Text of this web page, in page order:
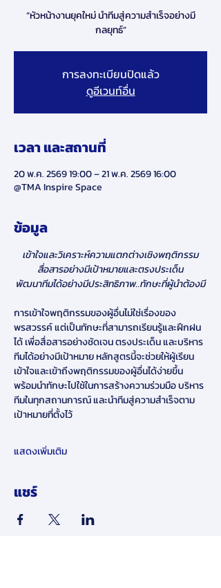
“หัวหน้างานยุคใหม่ นำทีมสู่ความสำเร็จอย่างมี
กลยุทธ์”
การลงทะเบียนปิดแล้ว
ดูอีเวนท์อื่น
เวลา และสถานที่
20 พ.ค. 2569 19:00 – 21 พ.ค. 2569 16:00
@TMA Inspire Space
ข้อมูล
เข้าใจและวิเคราะห์ความแตกต่างเชิงพฤติกรรม
สื่อสารอย่างมีเป้าหมายและตรงประเด็น
พัฒนาทีมได้อย่างมีประสิทธิภาพ..ทักษะที่ผู้นำต้องมี
การเข้าใจพฤติกรรมของผู้อื่นไม่ใช่เรื่องของ
พรสวรรค์ แต่เป็นทักษะที่สามารถเรียนรู้และฝึกฝน
ได้ เพื่อสื่อสารอย่างชัดเจน ตรงประเด็น และบริหาร
ทีมได้อย่างมีเป้าหมาย หลักสูตรนี้จะช่วยให้ผู้เรียน
เข้าใจและเข้าถึงพฤติกรรมของผู้อื่นได้ง่ายขึ้น
พร้อมนำทักษะไปใช้ในการสร้างความร่วมมือ บริหาร
ทีมในทุกสถานการณ์ และนำทีมสู่ความสำเร็จตาม
เป้าหมายที่ตั้งไว้
แสดงเพิ่มเติม
แชร์